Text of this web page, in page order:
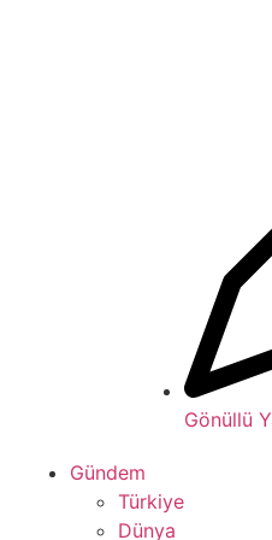
Gönüllü
Gündem
Türkiye
Dünya